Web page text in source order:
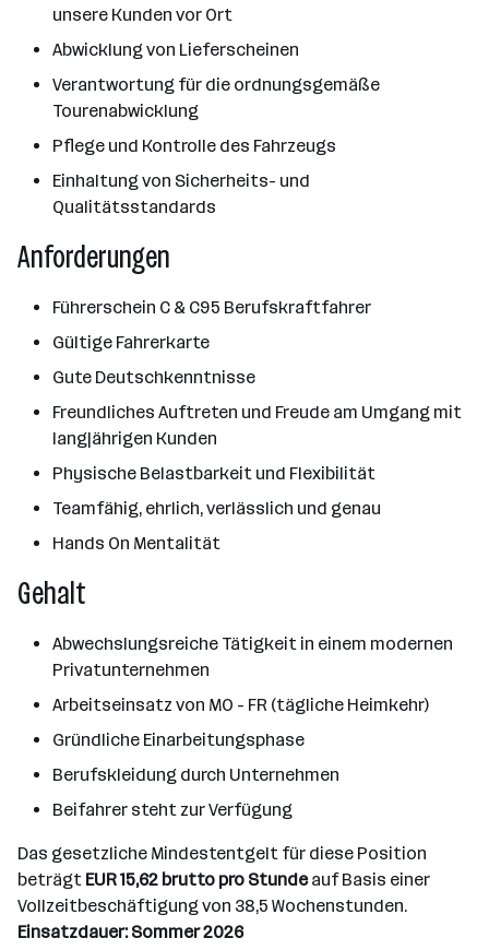
unsere Kunden vor Ort
Abwicklung von Lieferscheinen
Verantwortung für die ordnungsgemäße
Tourenabwicklung
Pflege und Kontrolle des Fahrzeugs
Einhaltung von Sicherheits- und
Qualitätsstandards
Anforderungen
Führerschein C & C95 Berufskraftfahrer
Gültige Fahrerkarte
Gute Deutschkenntnisse
Freundliches Auftreten und Freude am Umgang mit
langjährigen Kunden
Physische Belastbarkeit und Flexibilität
Teamfähig, ehrlich, verlässlich und genau
Hands On Mentalität
Gehalt
Abwechslungsreiche Tätigkeit in einem modernen
Privatunternehmen
Arbeitseinsatz von MO - FR (tägliche Heimkehr)
Gründliche Einarbeitungsphase
Berufskleidung durch Unternehmen
Beifahrer steht zur Verfügung
Das gesetzliche Mindestentgelt für diese Position
beträgt EUR 15,62 brutto pro Stundeauf Basis einer
Vollzeitbeschäftigung von 38,5 Wochenstunden.
Einsatzdauer: Sommer 2026